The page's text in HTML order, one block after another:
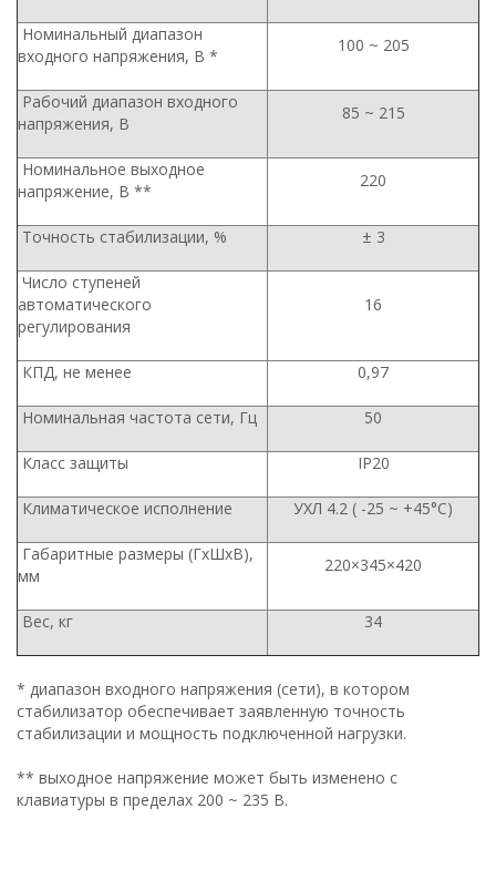
Номинальный диапазон
входного напряжения, В *
100 ~ 205
Рабочий диапазон входного
напряжения, В
85 ~ 215
Номинальное выходное
напряжение, В **
220
Точность стабилизации, % ± 3
Число ступеней
автоматического
регулирования
16
КПД, не менее 0,97
Номинальная частота сети, Гц 50
Класс защиты IP20
Климатическое исполнение УХЛ 4.2 ( -25 ~ +45°С)
Габаритные размеры (ГхШхВ),
мм
220×345×420
Вес, кг 34
* диапазон входного напряжения (сети), в котором
стабилизатор обеспечивает заявленную точность
стабилизации и мощность подключенной нагрузки.
** выходное напряжение может быть изменено с
клавиатуры в пределах 200 ~ 235 В.